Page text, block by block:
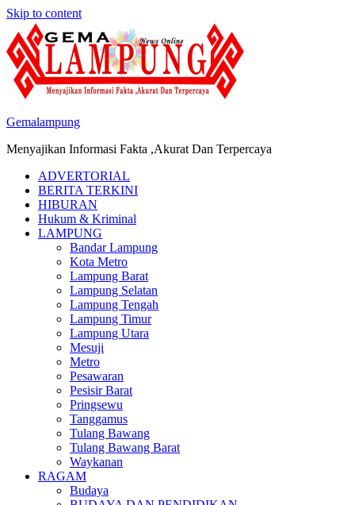
Skip to content
Gemalampung
Menyajikan Informasi Fakta ,Akurat Dan Terpercaya
ADVERTORIAL
BERITA TERKINI
HIBURAN
Hukum & Kriminal
LAMPUNG
Bandar Lampung
Kota Metro
Lampung Barat
Lampung Selatan
Lampung Tengah
Lampung Timur
Lampung Utara
Mesuji
Metro
Pesawaran
Pesisir Barat
Pringsewu
Tanggamus
Tulang Bawang
Tulang Bawang Barat
Waykanan
RAGAM
Budaya